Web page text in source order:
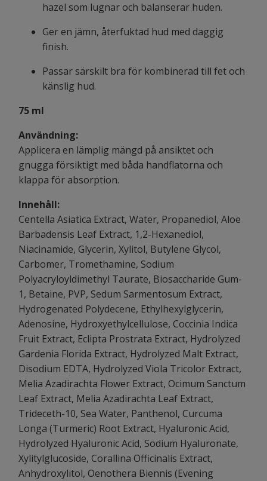
hazel som lugnar och balanserar huden.
Ger en jämn, återfuktad hud med daggig
finish.
Passar särskilt bra för kombinerad till fet och
känslig hud.
75 ml
Användning:
Applicera en lämplig mängd på ansiktet och
gnugga försiktigt med båda handflatorna och
klappa för absorption.
Innehåll:
Centella Asiatica Extract, Water, Propanediol, Aloe
Barbadensis Leaf Extract, 1,2-Hexanediol,
Niacinamide, Glycerin, Xylitol, Butylene Glycol,
Carbomer, Tromethamine, Sodium
Polyacryloyldimethyl Taurate, Biosaccharide Gum-
1, Betaine, PVP, Sedum Sarmentosum Extract,
Hydrogenated Polydecene, Ethylhexylglycerin,
Adenosine, Hydroxyethylcellulose, Coccinia Indica
Fruit Extract, Eclipta Prostrata Extract, Hydrolyzed
Gardenia Florida Extract, Hydrolyzed Malt Extract,
Disodium EDTA, Hydrolyzed Viola Tricolor Extract,
Melia Azadirachta Flower Extract, Ocimum Sanctum
Leaf Extract, Melia Azadirachta Leaf Extract,
Trideceth-10, Sea Water, Panthenol, Curcuma
Longa (Turmeric) Root Extract, Hyaluronic Acid,
Hydrolyzed Hyaluronic Acid, Sodium Hyaluronate,
Xylitylglucoside, Corallina Officinalis Extract,
Anhydroxylitol, Oenothera Biennis (Evening